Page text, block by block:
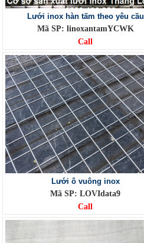
Lưới inox hàn tấm theo yêu cầu
Mã SP: linoxantamYCWK
Call
Lưới ô vuông inox
Mã SP: LOVIdata9
Call